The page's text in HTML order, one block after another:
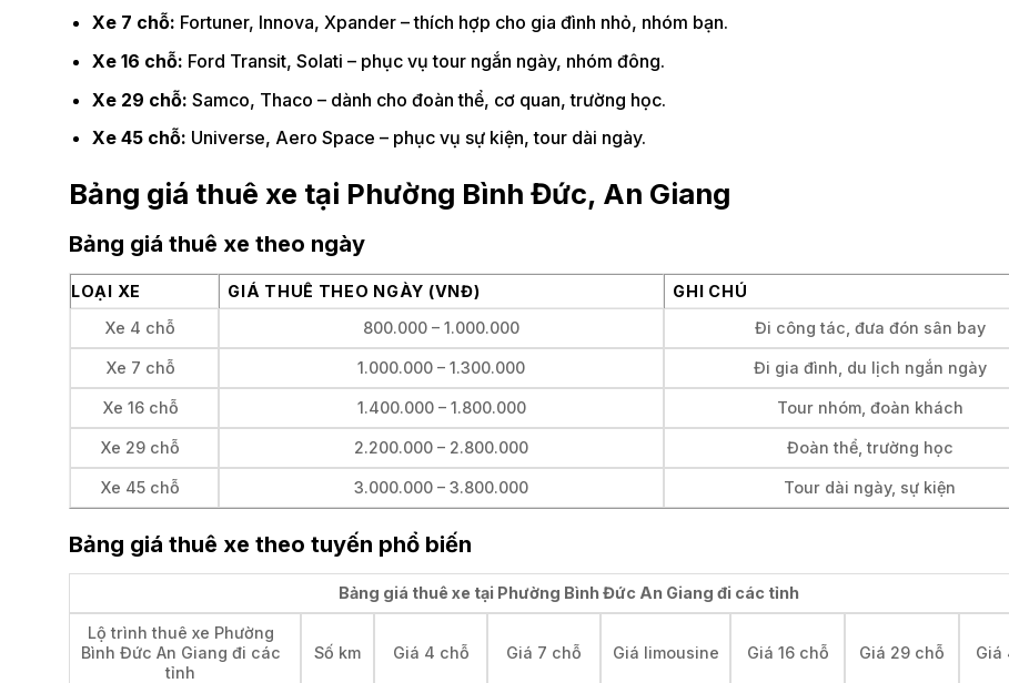
Xe 7 chỗ: Fortuner, Innova, Xpander – thích hợp cho gia đình nhỏ, nhóm bạn.
Xe 16 chỗ: Ford Transit, Solati – phục vụ tour ngắn ngày, nhóm đông.
Xe 29 chỗ: Samco, Thaco – dành cho đoàn thể, cơ quan, trường học.
Xe 45 chỗ: Universe, Aero Space – phục vụ sự kiện, tour dài ngày.
Bảng giá thuê xe tại Phường Bình Đức, An Giang
Bảng giá thuê xe theo ngày
LOẠI XE GIÁ THUÊ THEO NGÀY (VNĐ)
GHI CHÚ
Xe 4 chỗ
800.000 – 1.000.000 Đi công tác, đưa đón sân bay
Xe 7 chỗ 1.000.000 – 1.300.000 Đi gia đình, du lịch ngắn ngày
Xe 16 chỗ 1.400.000 – 1.800.000 Tour nhóm, đoàn khách
Xe 29 chỗ 2.200.000 – 2.800.000 Đoàn thể, trường học
Xe 45 chỗ 3.000.000 – 3.800.000 Tour dài ngày, sự kiện
Bảng giá thuê xe theo tuyến phổ biến
Bảng giá thuê xe tại Phường Bình Đức An Giang đi các tỉnh
Lộ trình thuê xe Phường
Bình Đức An Giang đi các
tỉnh
Số km Giá 4 chỗ Giá 7 chỗ Giá limousine Giá 16 chỗ Giá 29 chỗ Giá